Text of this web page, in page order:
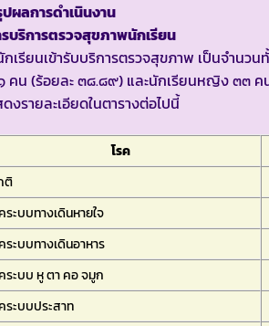
ผลการดำเนินงาน
บริการตรวจสุขภาพนักเรียน
เรียนเข้ารับบริการตรวจสุขภาพ เป็นจำนว
คน (ร้อยละ ๓๘.๘๙) และนักเรียนหญิง ๓๓ ค
งรายละเอียดในตารางต่อไปนี้
โรค
ติ
ระบบทางเดินหายใจ
ระบบทางเดินอาหาร
ระบบ หู ตา คอ จมูก
ระบบประสาท